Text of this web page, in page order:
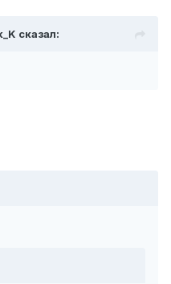
сказал: